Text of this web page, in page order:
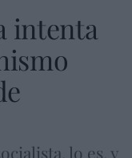
intenta
lo es, y